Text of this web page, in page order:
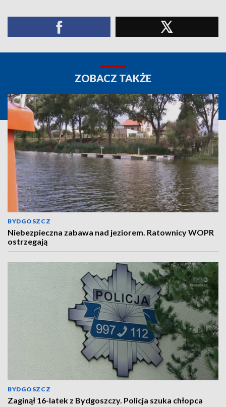
ZOBACZ TAKŻE
BYDGOSZCZ
Niebezpieczna zabawa nad jeziorem. Ratownicy WOPR
ostrzegają
BYDGOSZCZ
Zaginął 16-latek z Bydgoszczy. Policja szuka chłopca